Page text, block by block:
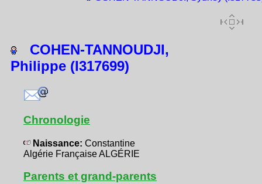
COHEN-TANNOUDJI,
Philippe (I317699)
Chronologie
Naissance: Constantine
Algérie Française ALGÉRIE
Parents et grand-parents